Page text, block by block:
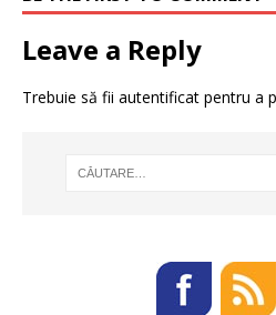
Leave a Reply
Trebuie să fii autentificat pentru a